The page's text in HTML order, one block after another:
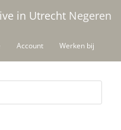
in Utrecht Negeren
Account Werken bij